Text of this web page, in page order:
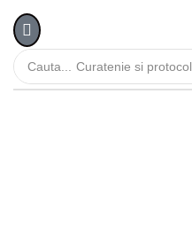
Cauta... Curatenie si protocol